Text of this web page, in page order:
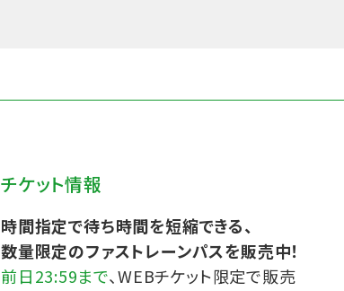
チケット情報
時間指定で待ち時間を短縮できる、
数量限定のファストレーンパスを販売中！
前日23:59まで、WEBチケット限定で販売